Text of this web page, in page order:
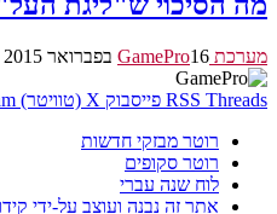
מערכת GamePro 16 בפברואר 2015
RSS Threads פייסבוק X (טוויטר)
רוטר מבזקי חדשות
רוטר סקופים
לוח שנה עברי
אתר זה נבנה ועוצב על-ידי